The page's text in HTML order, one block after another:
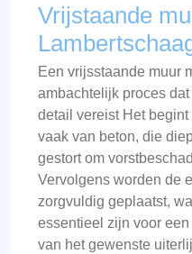
Vrijstaande
Een vrijsstaande muur
ambachtelijk proces
detail vereist Het
vaak van beton, die
gestort om
Vervolgens worden de
zorgvuldig geplaatst,
essentieel zijn voor
van het gewenste